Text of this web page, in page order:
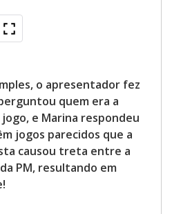
o apresentador fez
quem era a
e Marina respondeu
jogos parecidos que a
causou treta entre a
PM, resultando em